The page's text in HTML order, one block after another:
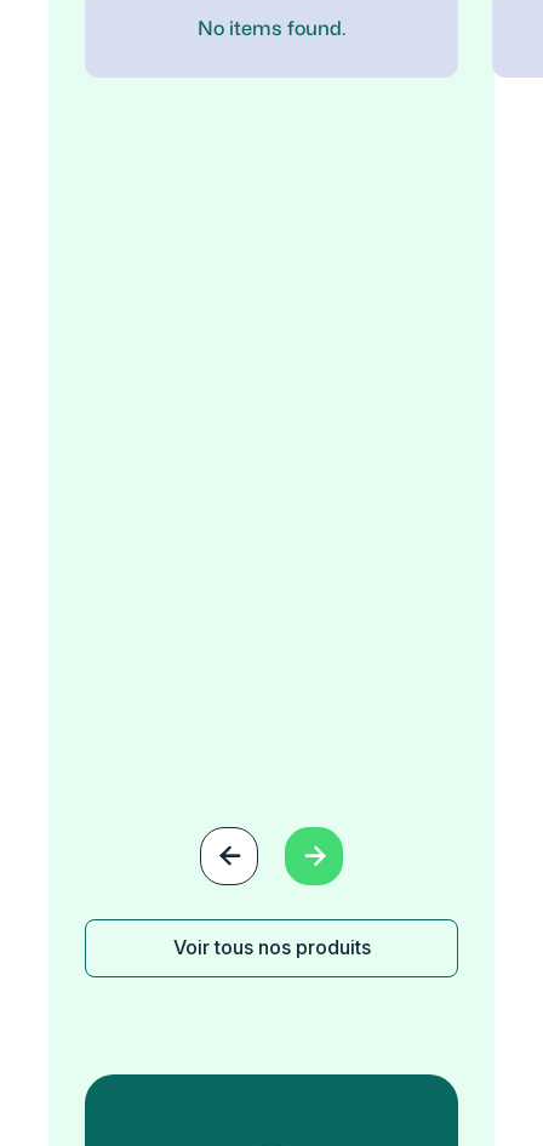
No items found.
 
Voir tous nos produits